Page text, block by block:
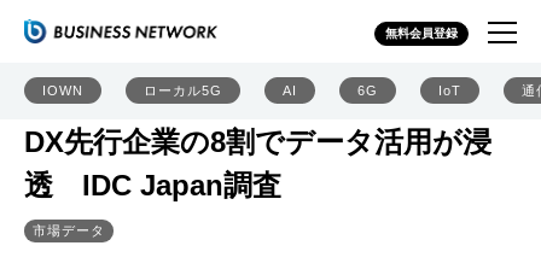
無料会員登録
IOWN ローカル5G AI 6G IoT 通
DX先行企業の8割でデータ活用が浸
透 IDC Japan調査
市場データ